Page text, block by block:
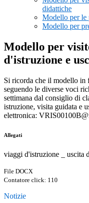
didattiche
Modello per le
Modello per
Modello per
d'istruzione e
Si ricorda che il modello
seguendo le diverse voci
settimana dal consiglio di
istruzione, visita guidata e
elettronica:
Allegati
viaggi d'istruzione _ uscita
File DOCX
Contatore click: 110
Notizie